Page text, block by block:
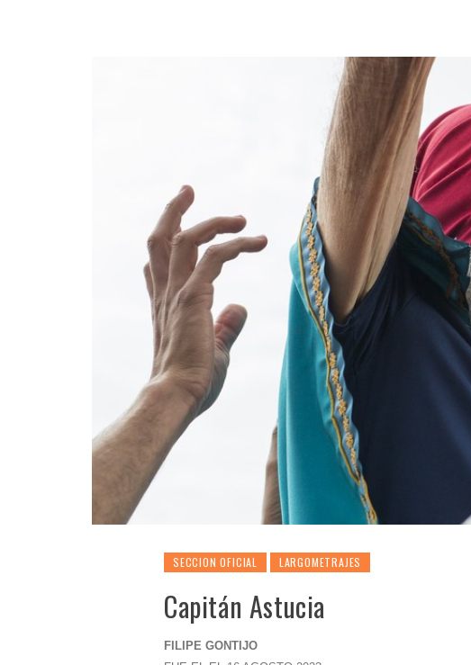
SECCION OFICIAL LARGOMETRAJES
Capitán Astucia
FILIPE GONTIJO